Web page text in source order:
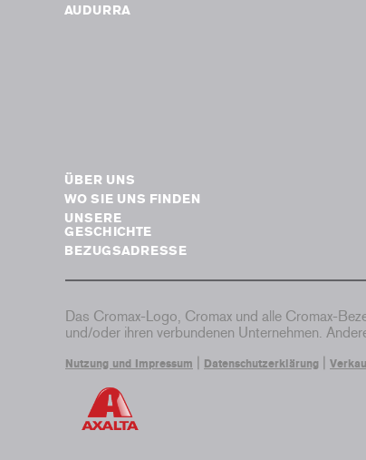
AUDURRA
ÜBER UNS
WO SIE UNS FINDEN
UNSERE
GESCHICHTE
BEZUGSADRESSE
Das Cromax-Logo, Cromax und alle Cromax-
und/oder ihren verbundenen Unternehmen.
Nutzung und Impressum Datenschutzerklärung